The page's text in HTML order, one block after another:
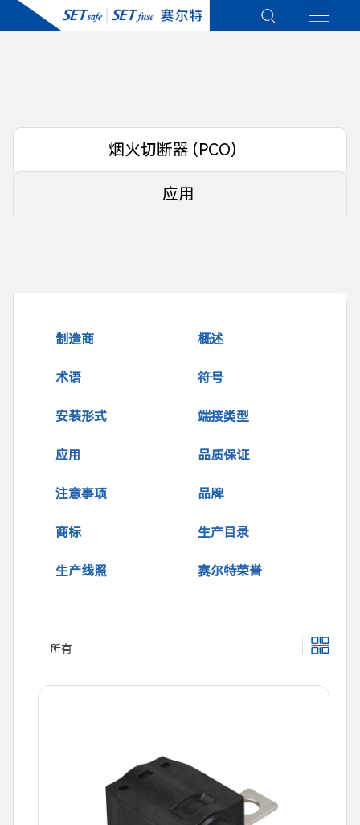
烟火切断器 (PCO)
应用
制造商 概述
术语 符号
安装形式 端接类型
应用 品质保证
注意事项 品牌
商标 生产目录
生产线照 赛尔特荣誉
所有